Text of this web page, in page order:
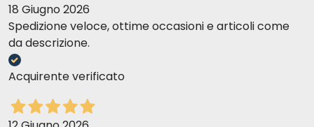
18 Giugno 2026
Spedizione veloce, ottime occasioni e articoli come
da descrizione.
Acquirente verificato